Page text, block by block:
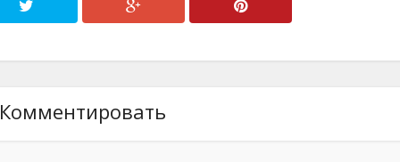
Комментировать